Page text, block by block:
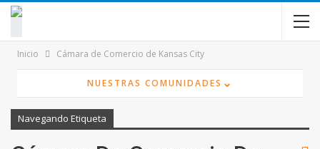
contenido
Inicio Cámara de Comercio de Kansas City
NUESTRAS COMUNIDADES ⌄
Navegando Etiqueta